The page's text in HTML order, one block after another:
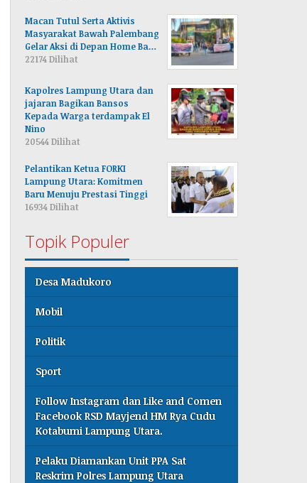
Macan Tutul Serta Aktivis
Masyarakat Bawah Palembang
Gelar Aksi di Depan Home Ba…
22174 Dilihat
Kapolres Lampung Utara dan
jajaran Bagikan Bansos
Kepada Warga terdampak El
Nino
20544 Dilihat
Pelantikan Ketua FORKI
Lampung Utara: Komitmen
Baru Menuju Prestasi Tinggi
16934 Dilihat
Topik Populer
Desa Madukoro
Mobil
Politik
Sport
Follow Instagram dan Like and Comen
Facebook RSD Mayjend HM Rya Cudu
Kotabumi Lampung Utara.
Pelaku Diamankan Unit PPA Sat
Reskrim Polres Lampung Utara